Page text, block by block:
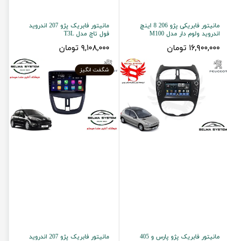
مانیتور فابریکی پژو 206 8 اینچ
اندروید ولوم دار مدل M100
۱۶,۹۰۰,۰۰۰ تومان
مانیتور فابریک پژو 207 اندروید
فول تاچ مدل T3L
۹,۱۰۸,۰۰۰ تومان
مانیتور فابریک پژو پارس و 405
مانیتور فابریک پژو 207 اندروید
شگفت انگیز